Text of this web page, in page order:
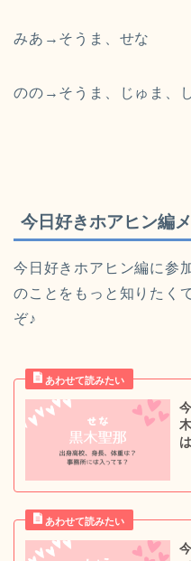
みあ→そうま、せな
のの→そうま、じゅま、
今日好きホアヒン編
今日好きホアヒン編に参
のことをもっと知りたく
ぞ♪